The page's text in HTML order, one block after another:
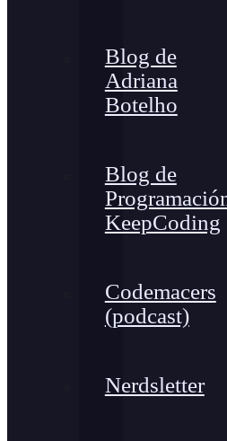
Blog de
Adriana
Botelho
Blog de
KeepCoding
Codemacers
(podcast)
Nerdsletter